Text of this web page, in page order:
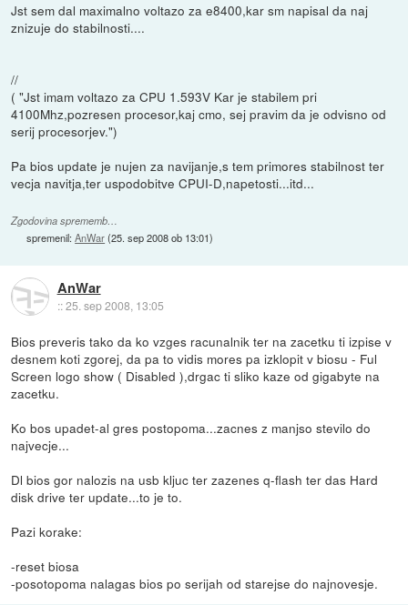
Jst sem dal maximalno voltazo za e8400,kar sm napisal da naj
znizuje do stabilnosti....
//
( "Jst imam voltazo za CPU 1.593V Kar je stabilem pri
4100Mhz,pozresen procesor,kaj cmo, sej pravim da je odvisno od
serij procesorjev.")
Pa bios update je nujen za navijanje,s tem primores stabilnost ter
vecja navitja,ter uspodobitve CPUI-D,napetosti...itd...
Zgodovina sprememb…
spremenil:AnWar(25. sep 2008 ob 13:01)
AnWar
::25. sep 2008, 13:05
Bios preveris tako da ko vzges racunalnik ter na zacetku ti izpise v
desnem koti zgorej, da pa to vidis mores pa izklopit v biosu - Ful
Screen logo show ( Disabled ),drgac ti sliko kaze od gigabyte na
zacetku.
Ko bos upadet-al gres postopoma...zacnes z manjso stevilo do
najvecje...
Dl bios gor nalozis na usb kljuc ter zazenes q-flash ter das Hard
disk drive ter update...to je to.
Pazi korake:
-reset biosa
-posotopoma nalagas bios po serijah od starejse do najnovesje.